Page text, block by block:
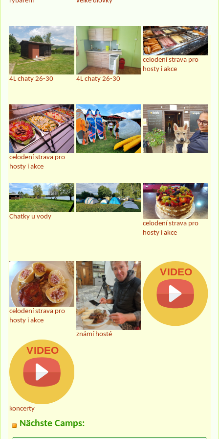
4L chaty 26-30 4L chaty 26-30
celodení strava pro
hosty i akce
celodení strava pro
hosty i akce
Chatky u vody
celodení strava pro
hosty i akce
celodení strava pro
hosty i akce
známí hosté
koncerty
Nächste Camps: